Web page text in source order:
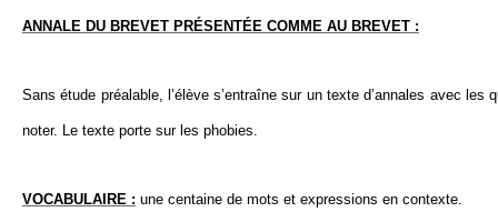
ANNALE DU BREVET PRÉSENTÉE COMME AU BREVET :
Sans étude préalable, l’élève s’entraîne sur un texte d’annales avec
noter. Le texte porte sur les phobies.
VOCABULAIRE : une centaine de mots et expressions en contexte.